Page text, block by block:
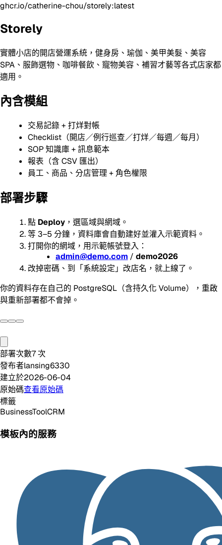
ghcr.io/catherine-chou/storely:latest
Storely
實體小店的開店營運系統，健身房、瑜伽、美甲美髮、美容
SPA、服飾選物、咖啡餐飲、寵物美容、補習才藝等各式店家都
適用。
內含模組
交易記錄 + 打烊對帳
Checklist（開店／例行巡查／打烊／每週／每月）
SOP 知識庫 + 訊息範本
報表（含 CSV 匯出）
員工、商品、分店管理 + 角色權限
部署步驟
點 Deploy ，選區域與網域。
等 3–5 分鐘，資料庫會自動建好並灌入示範資料。
打開你的網域，用示範帳號登入：
admin@demo.com / demo2026
改掉密碼、到「系統設定」改店名，就上線了。
你的資料存在自己的 PostgreSQL（含持久化 Volume），重啟
與重新部署都不會掉。
部署次數7次
發布者lansing6330
建立於2026-06-04
原始碼查看原始碼
標籤
BusinessToolCRM
模板內的服務